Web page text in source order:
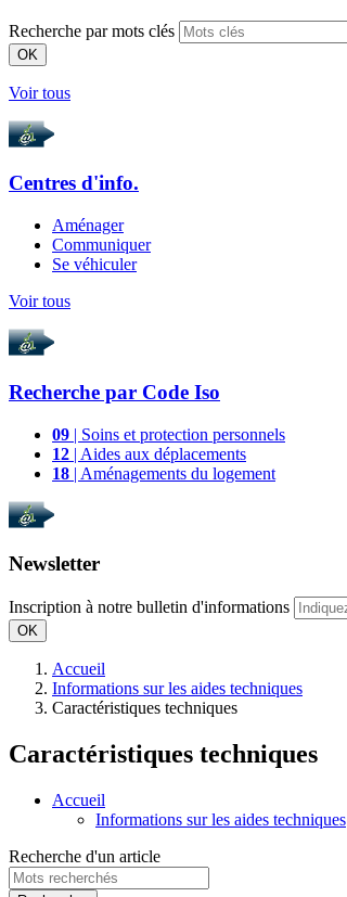
Recherche par mots clés
OK
Voir tous
Centres d'info.
Aménager
Communiquer
Se véhiculer
Voir tous
Recherche par Code Iso
09 | Soins et protection personnels
12 | Aides aux déplacements
18 | Aménagements du logement
Newsletter
Inscription à notre bulletin d'informations
OK
Accueil
Informations sur les aides techniques
Caractéristiques techniques
Caractéristiques techniques
Accueil
Informations sur les aides techniques
Recherche d'un article